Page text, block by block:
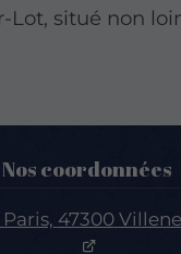
Lot, situé non
Nos coordonnées
47300